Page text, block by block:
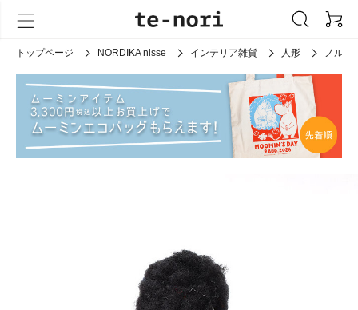
トップページ NORDIKA nisse インテリア雑貨 人形 ノル